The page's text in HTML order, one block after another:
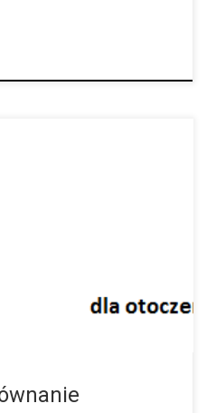
narkotyków. Opiszemy między
i jak bardzo są